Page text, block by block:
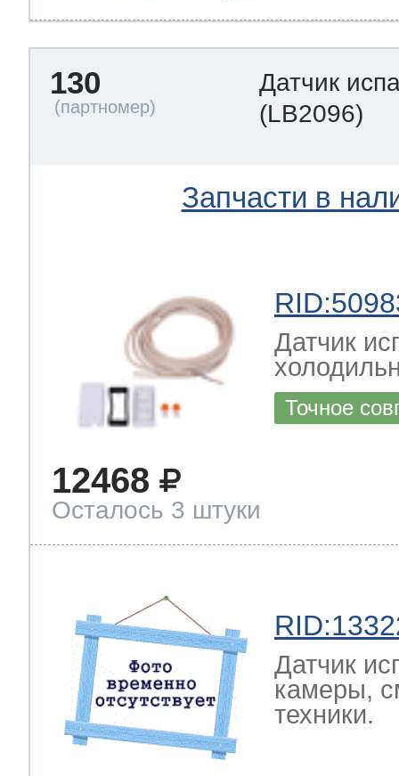
130
Датчик
(LB2096)
Запчасти в
Датчик
Точное
12468
Осталось 3 штуки
Датчик
камеры,
техники.